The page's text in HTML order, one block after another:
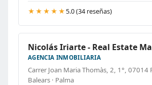
★★★★★ 5.0 (34 reseñas)
Nicolás Iriarte - Real Estate
AGENCIA INMOBILIARIA
Carrer Joan Maria Thomàs, 2, 1°, 07014
Balears · Palma